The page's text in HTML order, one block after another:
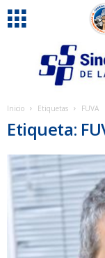
Inicio Etiquetas FUVA
Etiqueta: